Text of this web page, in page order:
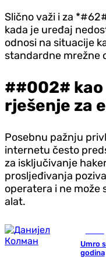
Slično važi i za
kada je uređaj
odnosi na situacije
standardne mrežne
##002#
rješenje za
Posebnu pažnju
internetu često
za isključivanje
prosljeđivanja
operatera i ne može
alat.
Umro
godina